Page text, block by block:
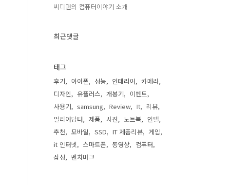
씨디맨의 컴퓨터이야기 소개
최근댓글
태그
후기 아이폰 성능 인테리어
카메라
디자인
유플러스 개봉기
이벤트
사용기
samsung Review It
리뷰
얼리어답터
제품 사진 노트북
인텔
추천
모바일 SSD IT 제품리뷰
게임
it 인터넷
스마트폰 동영상
컴퓨터
삼성
벤치마크